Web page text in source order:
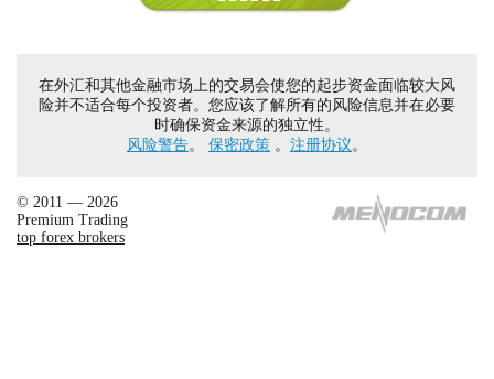
在外汇和其他金融市场上的交易会使您的起步资金面临较大风
险并不适合每个投资者。您应该了解所有的风险信息并在必要
时确保资金来源的独立性。
风险警告。 保密政策 。 注册协议。
© 2011 — 2026
Premium Trading
top forex brokers